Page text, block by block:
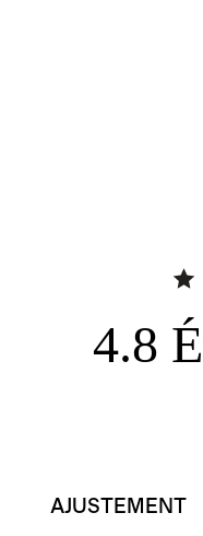
4.8
AJUSTEMENT